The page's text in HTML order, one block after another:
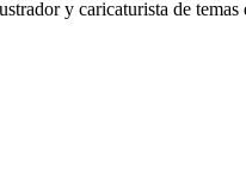
y caricaturista de temas